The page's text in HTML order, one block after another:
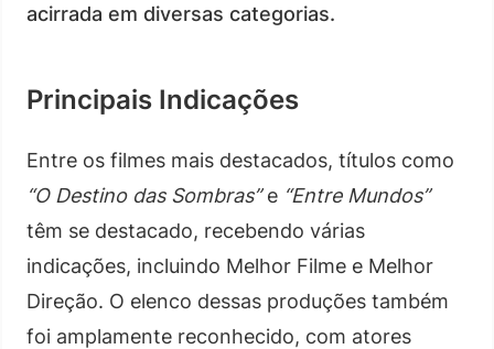
acirrada em diversas categorias.
Principais Indicações
Entre os filmes mais destacados, títulos como
“O Destino das Sombras”e “Entre Mundos”
têm se destacado, recebendo várias
indicações, incluindo Melhor Filme e Melhor
Direção. O elenco dessas produções também
foi amplamente reconhecido, com atores